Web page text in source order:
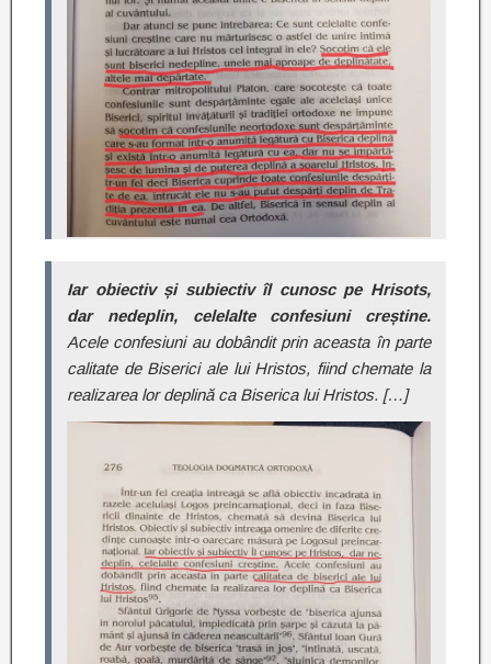
Iar obiectiv și subiectiv îl cunosc pe Hrisots,
dar nedeplin, celelalte confesiuni creștine.
Acele confesiuni au dobândit prin aceasta în parte
calitate de Biserici ale lui Hristos, fiind chemate la
realizarea lor deplină ca Biserica lui Hristos. […]